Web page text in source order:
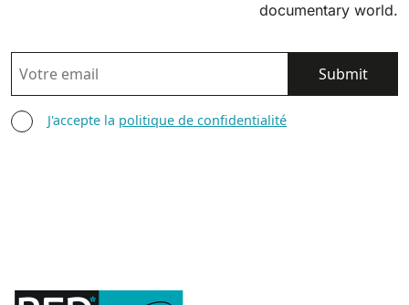
documentary world.
EMAIL
AGREE TERMS
J'accepte la politique de confidentialité